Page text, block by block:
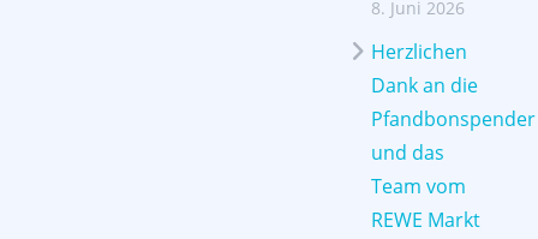
8. Juni 2026
Herzlichen
Dank an die
Pfandbonspender
und das
Team vom
REWE Markt